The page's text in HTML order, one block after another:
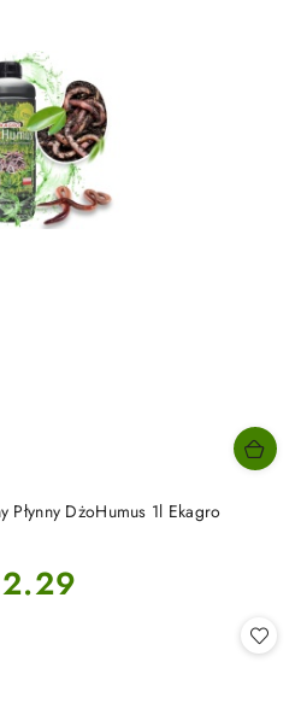
Płynny DżoHumus 1l Ekagro